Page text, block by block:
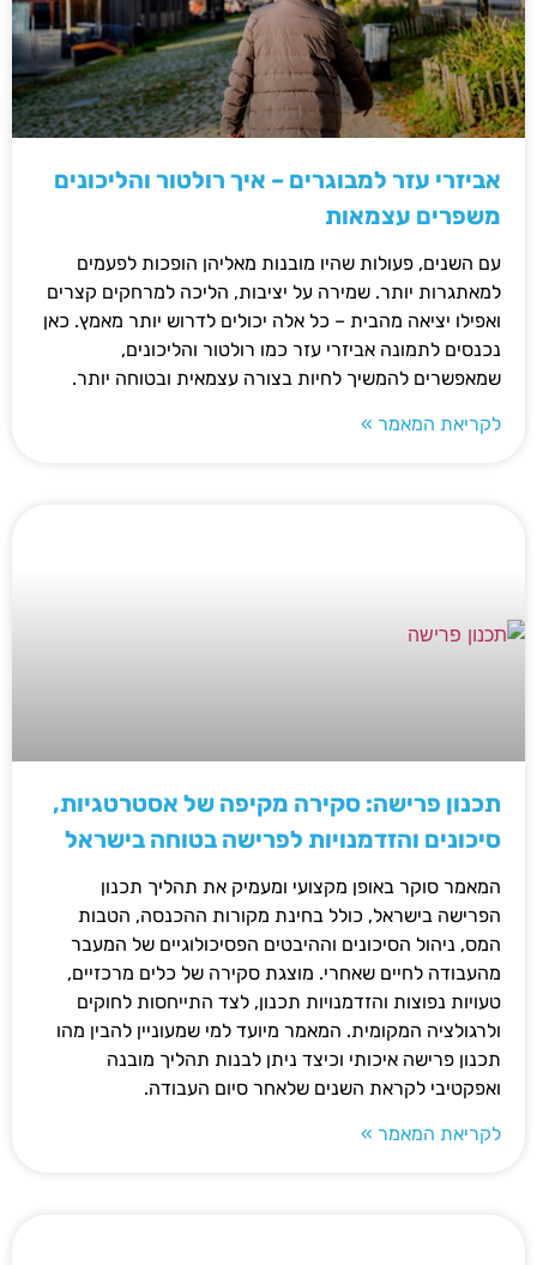
אביזרי עזר למבוגרים – איך רולטור והליכונים
משפרים עצמאות
עם השנים, פעולות שהיו מובנות מאליהן הופכות לפעמים
למאתגרות יותר. שמירה על יציבות, הליכה למרחקים קצרים
ואפילו יציאה מהבית – כל אלה יכולים לדרוש יותר מאמץ. כאן
נכנסים לתמונה אביזרי עזר כמו רולטור והליכונים,
שמאפשרים להמשיך לחיות בצורה עצמאית ובטוחה יותר.
לקריאת המאמר »
תכנון פרישה: סקירה מקיפה של אסטרטגיות,
סיכונים והזדמנויות לפרישה בטוחה בישראל
המאמר סוקר באופן מקצועי ומעמיק את תהליך תכנון
הפרישה בישראל, כולל בחינת מקורות ההכנסה, הטבות
המס, ניהול הסיכונים וההיבטים הפסיכולוגיים של המעבר
מהעבודה לחיים שאחרי. מוצגת סקירה של כלים מרכזיים,
טעויות נפוצות והזדמנויות תכנון, לצד התייחסות לחוקים
ולרגולציה המקומית. המאמר מיועד למי שמעוניין להבין מהו
תכנון פרישה איכותי וכיצד ניתן לבנות תהליך מובנה
ואפקטיבי לקראת השנים שלאחר סיום העבודה.
לקריאת המאמר »